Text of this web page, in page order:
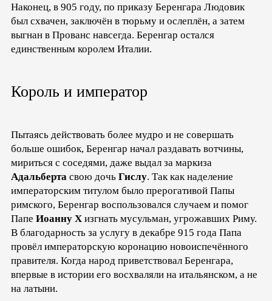
Наконец, в 905 году, по приказу Беренгара Людовик
был схвачен, заключён в тюрьму и ослеплён, а затем
выгнан в Прованс навсегда. Беренгар остался
единственным королем Италии.
Король и император
Пытаясь действовать более мудро и не совершать
больше ошибок, Беренгар начал раздавать вотчины,
мириться с соседями, даже выдал за маркиза
Адальберта свою дочь Гислу. Так как наделение
императорским титулом было прерогативой Папы
римского, Беренгар воспользовался случаем и помог
Папе Иоанну Х изгнать мусульман, угрожавших Риму.
В благодарность за услугу в декабре 915 года Папа
провёл императорскую коронацию новоиспечённого
правителя. Когда народ приветствовал Беренгара,
впервые в истории его восхваляли на итальянском, а не
на латыни.